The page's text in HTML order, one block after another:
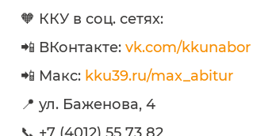
🧡 ККУ в соц. сетях:
📲 ВКонтакте: vk.com/kkunabor
📲 Макс: kku39.ru/max_abitur
📍 ул. Баженова, 4